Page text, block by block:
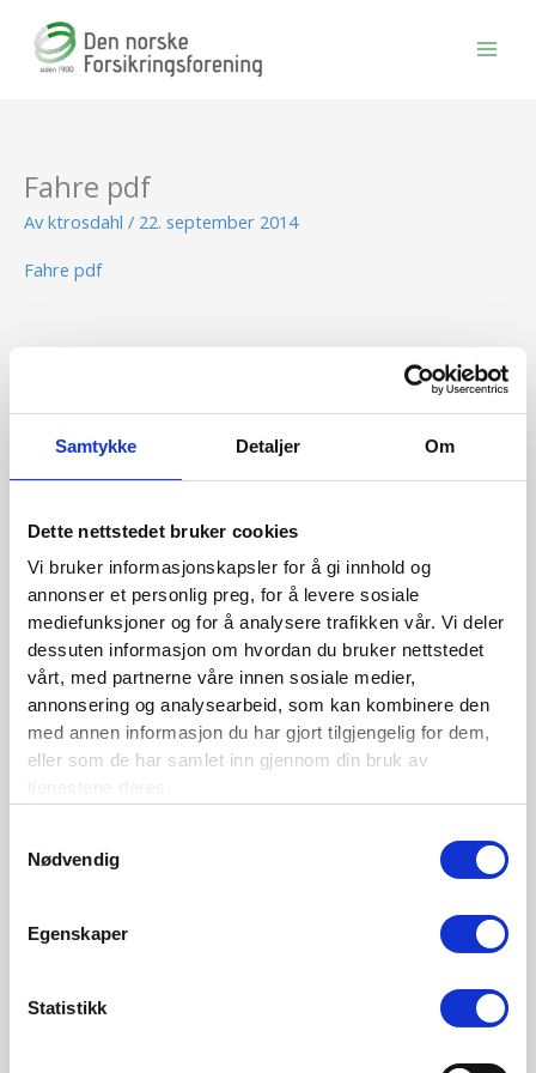
Samtykke Detaljer Om
Dette nettstedet bruker cookies
Vi bruker informasjonskapsler for å gi innhold og
annonser et personlig preg, for å levere sosiale
mediefunksjoner og for å analysere trafikken vår. Vi deler
dessuten informasjon om hvordan du bruker nettstedet
vårt, med partnerne våre innen sosiale medier,
annonsering og analysearbeid, som kan kombinere den
med annen informasjon du har gjort tilgjengelig for dem,
eller som de har samlet inn gjennom din bruk av
tjenestene deres.
Nødvendig
Egenskaper
Statistikk
Fahre pdf
Av ktrosdahl / 22. september 2014
Fahre pdf
BLI MEDLEM
Se medlemsfordeler og bli medlem her
Siste nytt
Nordisk Forsikringstidsskrift nr. 1/2026
Nominer din kandidat til Forsikringsprisen 2025
Nordisk Forsikringstidsskrift nr. 1/2025
Nordisk Forsikringstidsskrift nr. 4/2024
Nordisk Forsikringstidsskrift nr. 3/2024
Nordisk Forsikringstidsskrift nr. 1/2024
Kontaktinformasjon